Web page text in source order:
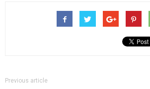
Previous article